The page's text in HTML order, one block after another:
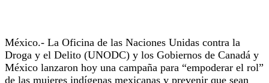
México.- La Oficina de las Naciones Unidas contra la
Droga y el Delito (UNODC) y los Gobiernos de Canadá y
México lanzaron hoy una campaña para “empoderar el rol”
de las mujeres indígenas mexicanas y prevenir que sean